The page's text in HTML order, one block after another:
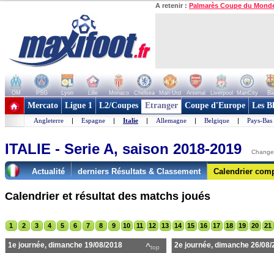
A retenir : Palmarès Coupe du
OM PSG Lyon Lille Monaco Chelsea Man Utd Arsenal Liverpool ManCity
+ de clubs
Mercato Ligue 1 L2/Coupes Etranger Coupe d'Europe Les
Angleterre | Espagne | Italie | Allemagne | Belgique | Pays-Bas
ITALIE - Serie A, saison 2018-2019
Actualité derniers Résultats & Classement Calendrier
Calendrier et résultat des matchs joués
1 2 3 4 5 6 7 8 9 10 11 12 13 14 15 16 17 18 19 20 21
^top
1e journée, dimanche 19/08/2018
2e journée, dimanche 26/08/